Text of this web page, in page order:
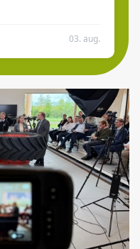
03. aug.